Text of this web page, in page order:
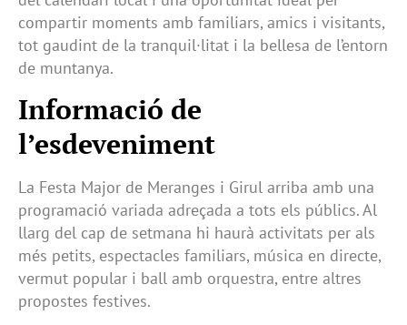
compartir moments amb familiars, amics i visitants,
tot gaudint de la tranquil·litat i la bellesa de l’entorn
de muntanya.
Informació de
l’esdeveniment
La Festa Major de Meranges i Girul arriba amb una
programació variada adreçada a tots els públics. Al
llarg del cap de setmana hi haurà activitats per als
més petits, espectacles familiars, música en directe,
vermut popular i ball amb orquestra, entre altres
propostes festives.